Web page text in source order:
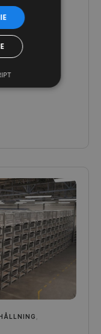
- från
till
med din
högsta
till dina